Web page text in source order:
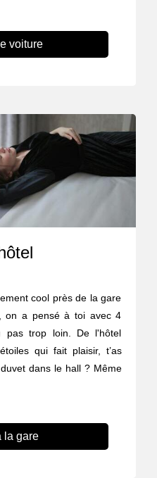
voiture
cool près de la gare
on a pensé à toi avec 4
pas trop loin. De l'hôtel
qui fait plaisir, t’as
dans le hall ? Même
la gare